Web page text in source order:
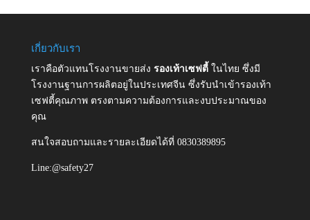
เกี่ยวกับเรา
เราคือตัวแทนโรงงานขายส่ง รองเท้าเซฟตี้ ในไทย ซึ่งมี
โรงงานฐานการผลิตอยู่ในประเทศจีน ซึ่งรับนำเข้ารองเท้า
เซฟตี้คุณภาพ ตรงตามความต้องการและงบประมาณของ
คุณ
สนใจสอบถามและรายละเอียดได้ที่ 0830389895
Line:@safety27